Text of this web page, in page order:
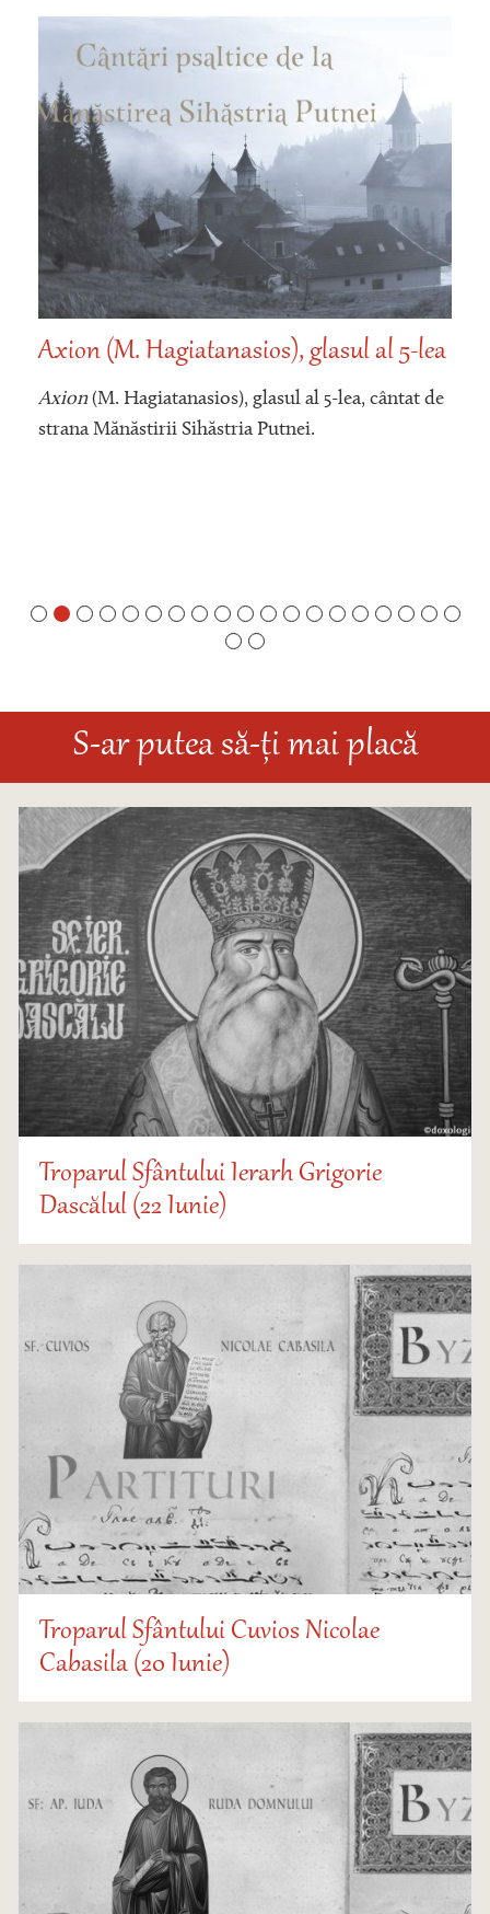
Axion (M. Hagiatanasios), glasul al 5-lea
Axion(M. Hagiatanasios), glasul al 5-lea, cântat de
strana Mănăstirii Sihăstria Putnei.
S-ar putea să-ți mai placă
Troparul Sfântului Ierarh Grigorie
Dascălul (22 Iunie)
Troparul Sfântului Cuvios Nicolae
Cabasila (20 Iunie)